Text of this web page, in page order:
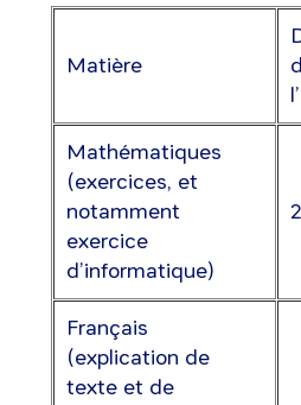
Matière
Mathématiques
(exercices, et
notamment
exercice
d’informatique)
Français
(explication de
texte et de